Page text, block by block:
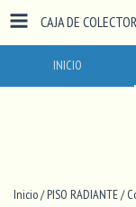
CAJA DE
INICIO
Inicio/PISO RADIANTE/